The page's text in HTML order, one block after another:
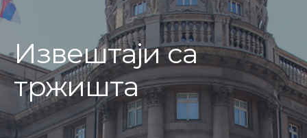
Извештаји са
тржишта